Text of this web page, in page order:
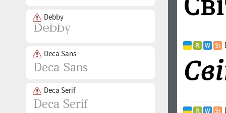
Debby
Deca Sans
Deca Serif